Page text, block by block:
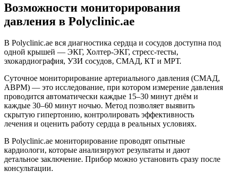
Возможности мониторирования
давления в Polyclinic.ae
В Polyclinic.ae вся диагностика сердца и сосудов доступна под
одной крышей — ЭКГ, Холтер-ЭКГ, стресс-тесты,
эхокардиография, УЗИ сосудов, СМАД, КТ и МРТ.
Суточное мониторирование артериального давления (СМАД,
ABPM) — это исследование, при котором измерение давления
проводится автоматически каждые 15–30 минут днём и
каждые 30–60 минут ночью. Метод позволяет выявить
скрытую гипертонию, контролировать эффективность
лечения и оценить работу сердца в реальных условиях.
В Polyclinic.ae мониторирование проводят опытные
кардиологи, которые анализируют результаты и дают
детальное заключение. Прибор можно установить сразу после
консультации.